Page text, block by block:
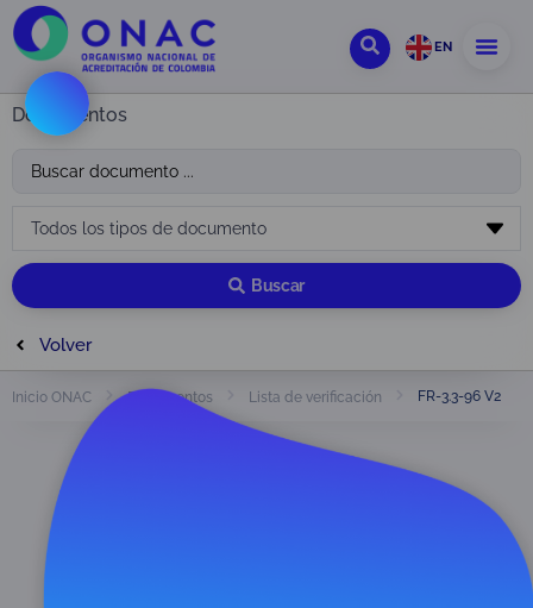
EN
Documentos
Buscar
Volver
Inicio ONAC Documentos Lista de verificación FR-3.3-96 V2